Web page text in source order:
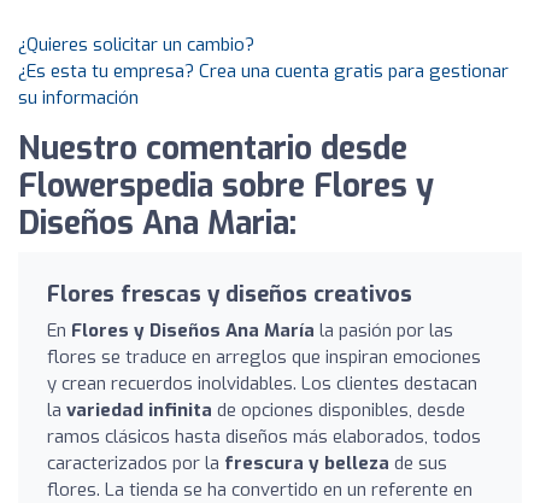
¿Quieres solicitar un cambio?
¿Es esta tu empresa? Crea una cuenta gratis para gestionar
su información
Nuestro comentario desde
Flowerspedia sobre Flores y
Diseños Ana Maria:
Flores frescas y diseños creativos
En Flores y Diseños Ana María la pasión por las
flores se traduce en arreglos que inspiran emociones
y crean recuerdos inolvidables. Los clientes destacan
la variedad infinita de opciones disponibles, desde
ramos clásicos hasta diseños más elaborados, todos
caracterizados por la frescura y belleza de sus
flores. La tienda se ha convertido en un referente en